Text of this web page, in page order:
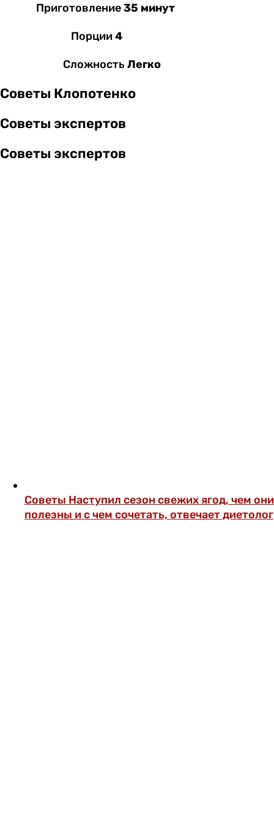
Приготовление35 минут
Порции4
Сложность Легко
Советы Клопотенко
Советы экспертов
Советы экспертов
Советы Наступил сезон свежих ягод, чем они
полезны и с чем сочетать, отвечает диетолог